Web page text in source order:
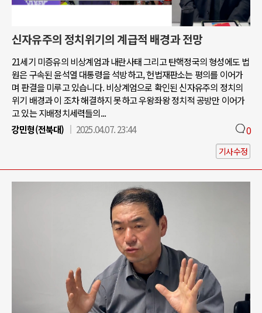
신자유주의 정치위기의 계급적 배경과 전망
21세기 미증유의 비상계엄과 내란사태 그리고 탄핵정국의 형성에도 법
원은 구속된 윤석열 대통령을 석방하고, 헌법재판소는 평의를 이어가
며 판결을 미루고 있습니다. 비상계엄으로 확인된 신자유주의 정치의
위기 배경과 이 조차 해결하지 못하고 우왕좌왕 정치적 공방만 이어가
고 있는 지배정치세력들의...
강민형(전북대)
2025.04.07. 23:44 0
기사수정